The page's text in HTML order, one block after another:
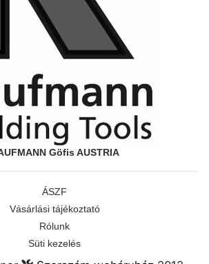
Göfis AUSTRIA
ÁSZF
Vásárlási tájékoztató
Rólunk
Süti kezelés